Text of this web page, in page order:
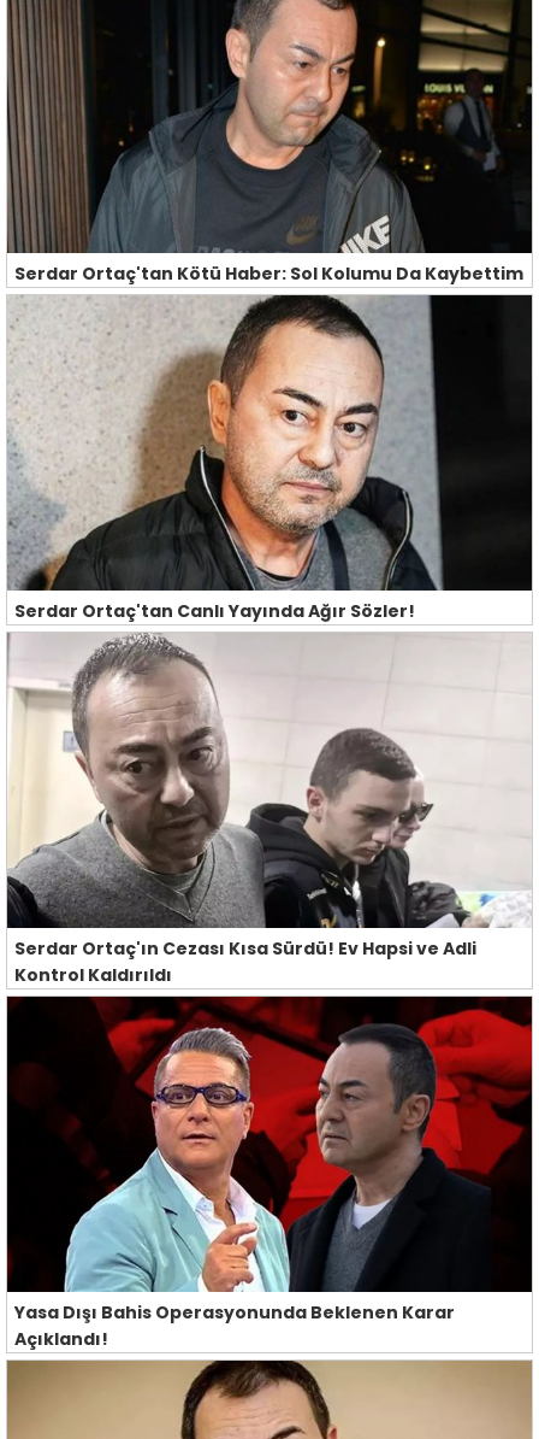
Serdar Ortaç'tan Kötü Haber: Sol Kolumu Da Kaybettim
Serdar Ortaç'tan Canlı Yayında Ağır Sözler!
Serdar Ortaç'ın Cezası Kısa Sürdü! Ev Hapsi ve Adli
Kontrol Kaldırıldı
Yasa Dışı Bahis Operasyonunda Beklenen Karar
Açıklandı!